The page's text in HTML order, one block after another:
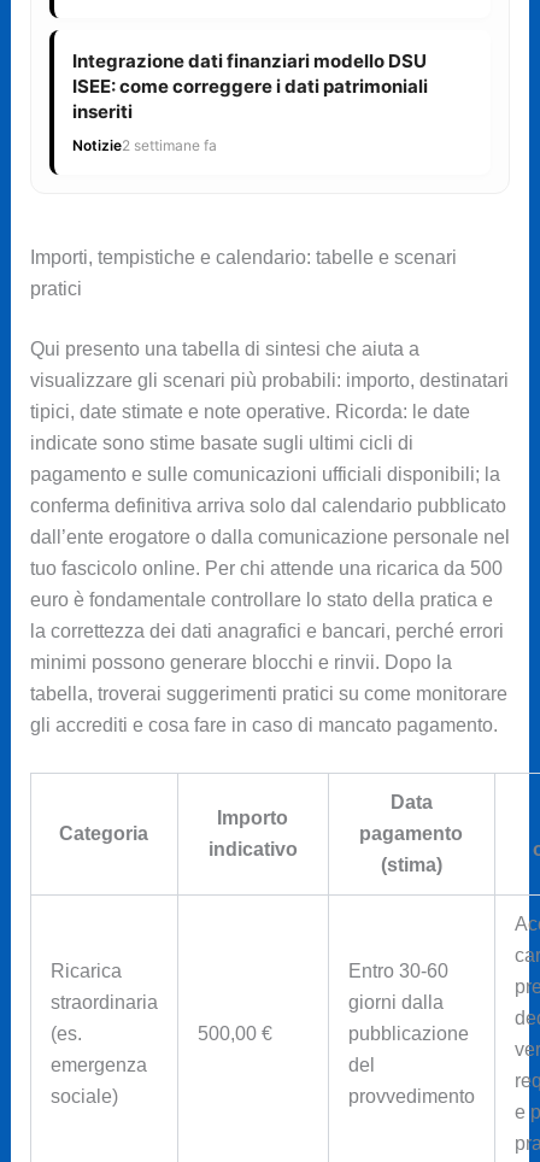
Integrazione dati finanziari modello DSU
ISEE: come correggere i dati patrimoniali
inseriti
Notizie2 settimane fa
Importi, tempistiche e calendario: tabelle e scenari
pratici
Qui presento una tabella di sintesi che aiuta a
visualizzare gli scenari più probabili: importo, destinatari
tipici, date stimate e note operative. Ricorda: le date
indicate sono stime basate sugli ultimi cicli di
pagamento e sulle comunicazioni ufficiali disponibili; la
conferma definitiva arriva solo dal calendario pubblicato
dall’ente erogatore o dalla comunicazione personale nel
tuo fascicolo online. Per chi attende una ricarica da 500
euro è fondamentale controllare lo stato della pratica e
la correttezza dei dati anagrafici e bancari, perché errori
minimi possono generare blocchi e rinvii. Dopo la
tabella, troverai suggerimenti pratici su come monitorare
gli accrediti e cosa fare in caso di mancato pagamento.
Categoria
Importo
indicativo
Data
pagamento
(stima)
Ricarica
straordinaria
(es.
emergenza
sociale)
500,00 €
Entro 30-60
giorni dalla
pubblicazione
del
provvedimento
e